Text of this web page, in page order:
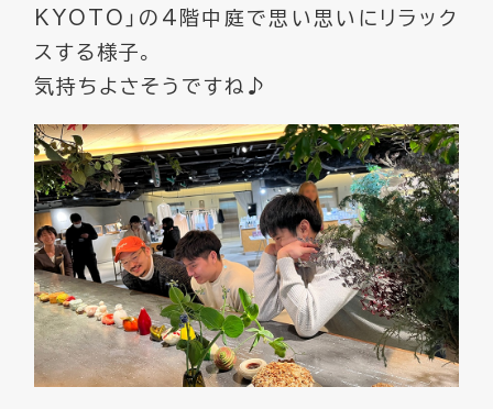
KYOTO」の4階中庭で思い思いにリラック
スする様子。
気持ちよさそうですね♪